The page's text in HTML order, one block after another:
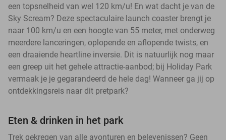
een topsnelheid van wel 120 km/u! En wat dacht je van de
Sky Scream? Deze spectaculaire launch coaster brengt je
naar 100 km/u en een hoogte van 55 meter, met onderweg
meerdere lanceringen, oplopende en aflopende twists, en
een draaiende heartline inversie. Dit is natuurlijk nog maar
een greep uit het gehele attractie-aanbod; bij Holiday Park
vermaak je je gegarandeerd de hele dag! Wanneer ga jij op
ontdekkingsreis naar dit pretpark?
Eten & drinken in het park
Trek gekregen van alle avonturen en belevenissen? Geen